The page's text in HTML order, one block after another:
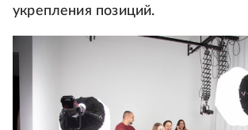
укрепления позиций.